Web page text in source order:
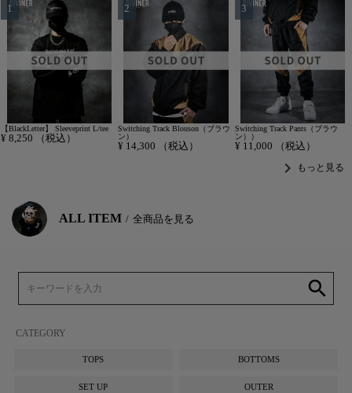
【BlackLetter】 Sleeveprint L/tee
¥ 8,250 （税込）
Switching Track Blouson（ブラウ
ン）
¥ 14,300 （税込）
Switching Track Pants（ブラウ
ン））
¥ 11,000 （税込）
chevron_right もっと見る
ALL ITEM 全商品を見る
search
CATEGORY
TOPS BOTTOMS
SET UP OUTER